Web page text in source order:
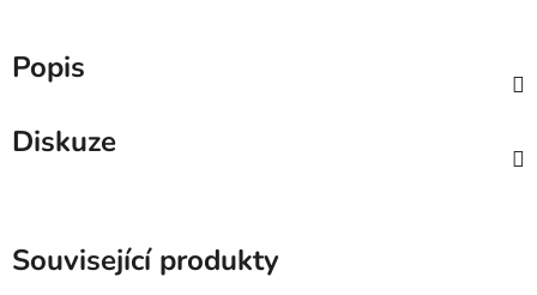
Popis
Diskuze
Související produkty